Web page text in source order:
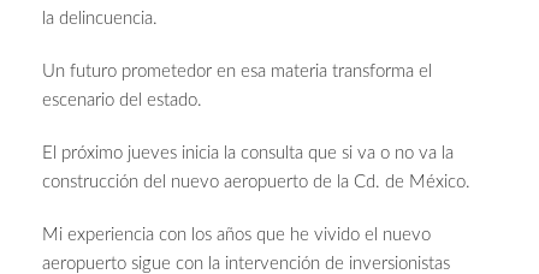
la delincuencia.
Un futuro prometedor en esa materia transforma el
escenario del estado.
El próximo jueves inicia la consulta que si va o no va la
construcción del nuevo aeropuerto de la Cd. de México.
Mi experiencia con los años que he vivido el nuevo
aeropuerto sigue con la intervención de inversionistas